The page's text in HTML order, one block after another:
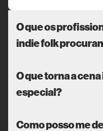
O que os
indie folk
O que torna a
especial?
Como posso me